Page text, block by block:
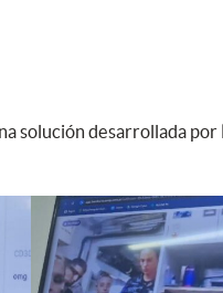
solución desarrollada por